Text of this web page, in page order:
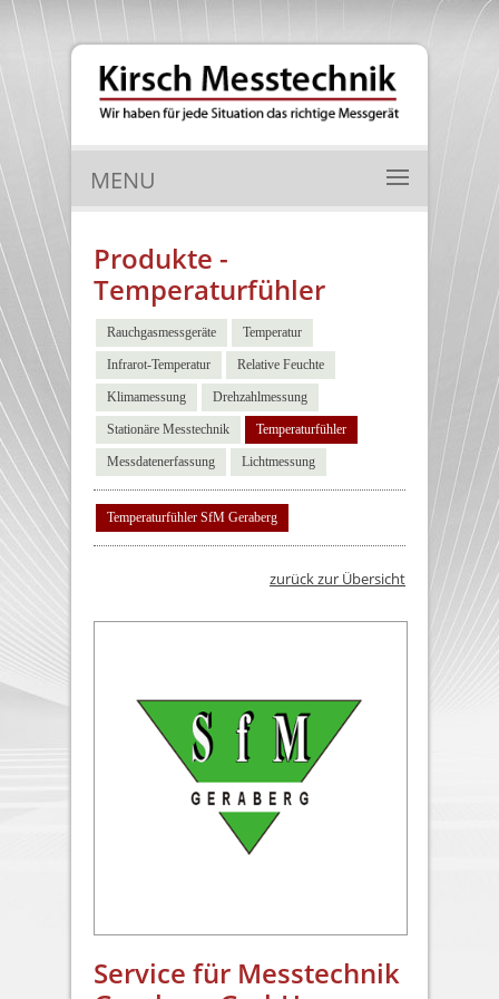
MENU
Produkte -
Temperaturfühler
Rauchgasmessgeräte Temperatur
Infrarot-Temperatur Relative Feuchte
Klimamessung Drehzahlmessung
Stationäre Messtechnik Temperaturfühler
Messdatenerfassung Lichtmessung
Temperaturfühler SfM Geraberg
zurück zur Übersicht
Service für Messtechnik